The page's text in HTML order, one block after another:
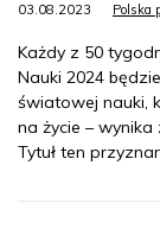
03.08.2023 Polska
Każdy z 50
Nauki 2024
światowej nauki,
na życie –
Tytuł ten